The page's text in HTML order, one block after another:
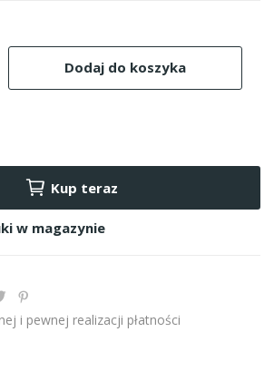
Dodaj do koszyka
Kup teraz
w magazynie
i pewnej realizacji płatności